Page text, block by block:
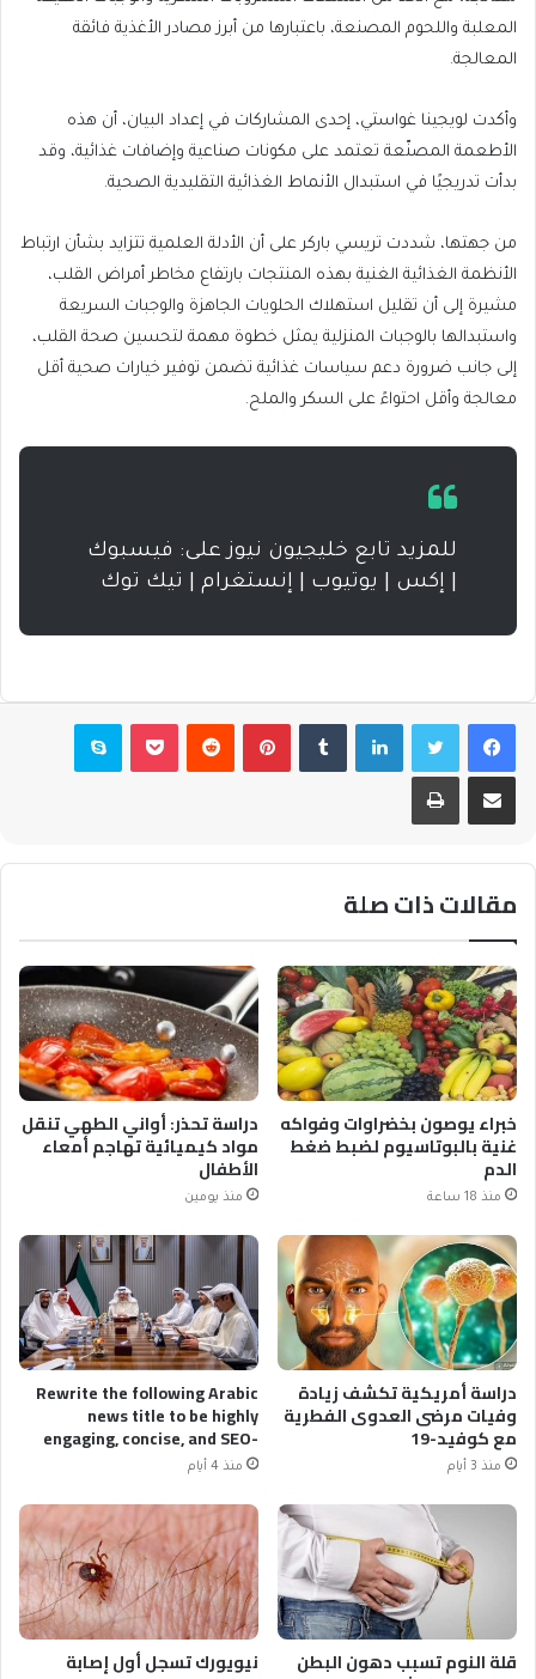
المعلبة واللحوم المصنعة، باعتبارها من أبرز مصادر الأغذية فائقة
المعالجة.
وأكدت لويجينا غواستي، إحدى المشاركات في إعداد البيان، أن هذه
الأطعمة المصنّعة تعتمد على مكونات صناعية وإضافات غذائية، وقد
بدأت تدريجيًا في استبدال الأنماط الغذائية التقليدية الصحية.
من جهتها، شددت تريسي باركر على أن الأدلة العلمية تتزايد بشأن ارتباط
الأنظمة الغذائية الغنية بهذه المنتجات بارتفاع مخاطر أمراض القلب،
مشيرة إلى أن تقليل استهلاك الحلويات الجاهزة والوجبات السريعة
واستبدالها بالوجبات المنزلية يمثل خطوة مهمة لتحسين صحة القلب،
إلى جانب ضرورة دعم سياسات غذائية تضمن توفير خيارات صحية أقل
معالجة وأقل احتواءً على السكر والملح.
للمزيد تابع خليجيون نيوز على: فيسبوك
| إكس | يوتيوب | إنستغرام | تيك توك
فيسبوكتويتر لينكدإن بينتيريست بوكيت سكايب
مشاركة عبر البريد طباعة
مقالات ذات صلة
خبراء يوصون بخضراوات وفواكه
غنية بالبوتاسيوم لضبط ضغط
الدم
منذ 18 ساعة
دراسة تحذر: أواني الطهي تنقل
مواد كيميائية تهاجم أمعاء
الأطفال
منذ يومين
دراسة أمريكية تكشف زيادة
وفيات مرضى العدوى الفطرية
مع كوفيد-19
منذ 3 أيام
Rewrite the following Arabic
news title to be highly
engaging, concise, and SEO-
رئيس الوزراء الكويتي يبحث
مستجدات مشروع مستشفيات
الضمان الصحي وتطوير
منظومة التأمين الصحي
OUTPUT RULES (STRICT): *
Language: Arabic only. *
Output ONLY the plain text of
the new title. * NO quotation
marks (” ” or « »). * NO
منذ 4 أيام
قلة النوم تسبب دهون البطن نيويورك تسجل أول إصابة